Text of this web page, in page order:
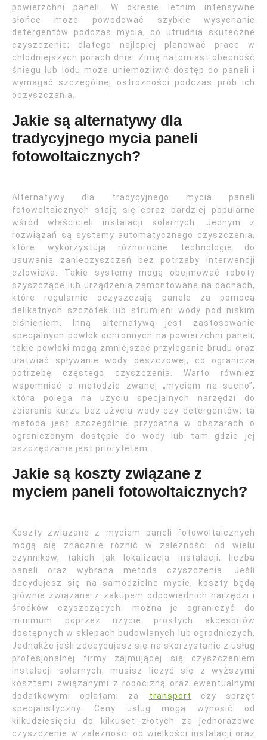
powierzchni paneli. W okresie letnim intensywne
słońce może powodować szybkie wysychanie
detergentów podczas mycia, co utrudnia skuteczne
czyszczenie; dlatego najlepiej planować prace w
chłodniejszych porach dnia. Zimą natomiast obecność
śniegu lub lodu może uniemożliwić dostęp do paneli i
wymagać szczególnej ostrożności podczas prób ich
oczyszczania.
Jakie są alternatywy dla
tradycyjnego mycia paneli
fotowoltaicznych?
Alternatywy dla tradycyjnego mycia paneli
fotowoltaicznych stają się coraz bardziej popularne
wśród właścicieli instalacji solarnych. Jednym z
rozwiązań są systemy automatycznego czyszczenia,
które wykorzystują różnorodne technologie do
usuwania zanieczyszczeń bez potrzeby interwencji
człowieka. Takie systemy mogą obejmować roboty
czyszczące lub urządzenia zamontowane na dachach,
które regularnie oczyszczają panele za pomocą
delikatnych szczotek lub strumieni wody pod niskim
ciśnieniem. Inną alternatywą jest zastosowanie
specjalnych powłok ochronnych na powierzchni paneli;
takie powłoki mogą zmniejszać przyleganie brudu oraz
ułatwiać spływanie wody deszczowej, co ogranicza
potrzebę częstego czyszczenia. Warto również
wspomnieć o metodzie zwanej „myciem na sucho”,
która polega na użyciu specjalnych narzędzi do
zbierania kurzu bez użycia wody czy detergentów; ta
metoda jest szczególnie przydatna w obszarach o
ograniczonym dostępie do wody lub tam gdzie jej
oszczędzanie jest priorytetem.
Jakie są koszty związane z
myciem paneli fotowoltaicznych?
Koszty związane z myciem paneli fotowoltaicznych
mogą się znacznie różnić w zależności od wielu
czynników, takich jak lokalizacja instalacji, liczba
paneli oraz wybrana metoda czyszczenia. Jeśli
decydujesz się na samodzielne mycie, koszty będą
głównie związane z zakupem odpowiednich narzędzi i
środków czyszczących; można je ograniczyć do
minimum poprzez użycie prostych akcesoriów
dostępnych w sklepach budowlanych lub ogrodniczych.
Jednakże jeśli zdecydujesz się na skorzystanie z usług
profesjonalnej firmy zajmującej się czyszczeniem
instalacji solarnych, musisz liczyć się z wyższymi
kosztami związanymi z robocizną oraz ewentualnymi
dodatkowymi opłatami za transport
czy sprzęt
specjalistyczny. Ceny usług mogą wynosić od
kilkudziesięciu do kilkuset złotych za jednorazowe
czyszczenie w zależności od wielkości instalacji oraz